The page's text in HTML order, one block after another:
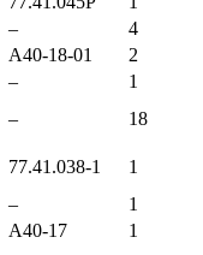
–
4
А40-18-01
2
–
1
– 18
77.41.038-1
1
–
1
А40-17
1